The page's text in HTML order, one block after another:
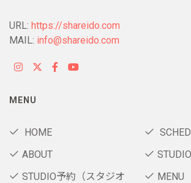
URL: https://shareido.com
MAIL: info@shareido.com
MENU
HOME
ABOUT
STUDIO
STUDIO予約（スタジオ
MENU